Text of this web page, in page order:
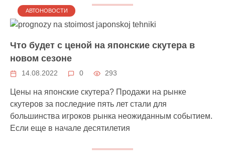
АВТОНОВОСТИ
Что будет с ценой на японские скутера в
новом сезоне
14.08.2022 0 293
Цены на японские скутера? Продажи на рынке
скутеров за последние пять лет стали для
большинства игроков рынка неожиданным событием.
Если еще в начале десятилетия